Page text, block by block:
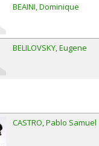
BEAINI Dominique
BELILOVSKY Eugene
CASTRO Pablo Samuel